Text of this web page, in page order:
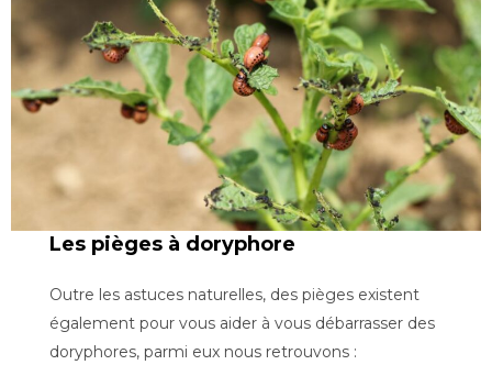
Les pièges à doryphore
Outre les astuces naturelles, des pièges existent
également pour vous aider à vous débarrasser des
doryphores, parmi eux nous retrouvons :